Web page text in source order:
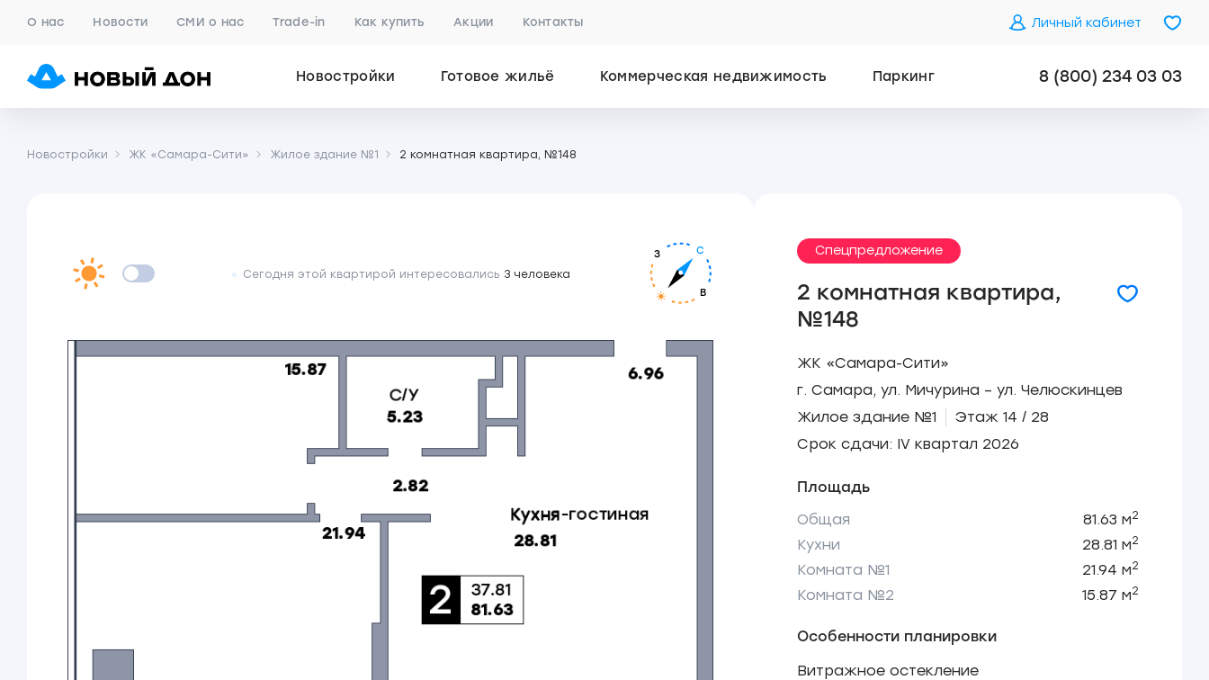
О нас Новости СМИ о нас Trade-in Как купить Акции Контакты Личный кабинет
Новостройки Готовое жильё Коммерческая недвижимость Паркинг 8 (800) 234 03 03
Новостройки ЖК «Самара-Сити» Жилое здание №1 2 комнатная квартира, №148
Сегодня этой квартирой интересовались 3 человека
С
В
З Спецпредложение
2 комнатная квартира,
№148
ЖК «Самара-Сити»
г. Самара, ул. Мичурина – ул. Челюскинцев
Жилое здание №1
Этаж 14 / 28
Срок сдачи: IV квартал 2026
Площадь
Общая
81.63 м2
Кухни 28.81 м2
Комната №1 21.94 м2
Комната №2 15.87 м2
Особенности планировки
Витражное остекление